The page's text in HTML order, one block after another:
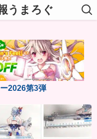
うまろぐ
2026第3弾